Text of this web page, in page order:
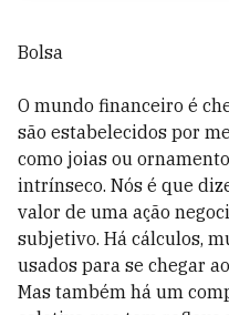
Bolsa
O mundo financeiro é
são estabelecidos por
como joias ou
intrínseco. Nós é que
valor de uma ação
subjetivo. Há cálculos,
usados para se chegar
Mas também há um